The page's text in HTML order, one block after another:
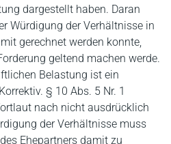
dargestellt haben. Daran
Würdigung der Verhältnisse in
gerechnet werden konnte,
geltend machen werde.
Belastung ist ein
§ 10 Abs. 5 Nr. 1
nach nicht ausdrücklich
der Verhältnisse muss
Ehepartners damit zu